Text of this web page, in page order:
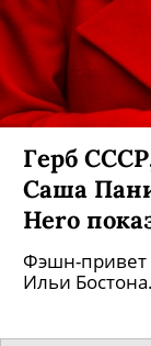
В битве за
участвуют
Брюс Уиллис.